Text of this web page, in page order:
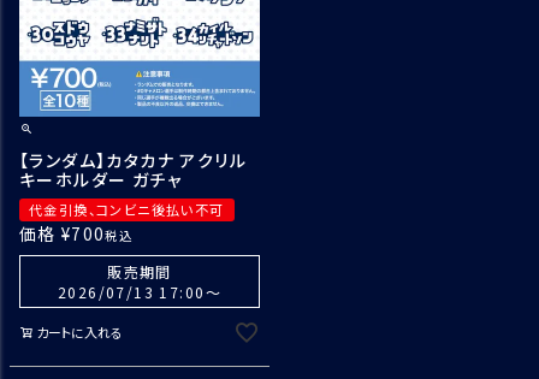
【ランダム】カタカナ アクリル
キーホルダー ガチャ
代金引換、コンビニ後払い不可
価格 ¥700税込
販売期間
2026/07/13 17:00〜
カートに入れる